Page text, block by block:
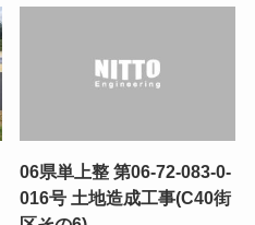
06県単上整 第06-72-083-0-
016号 土地造成工事(C40街